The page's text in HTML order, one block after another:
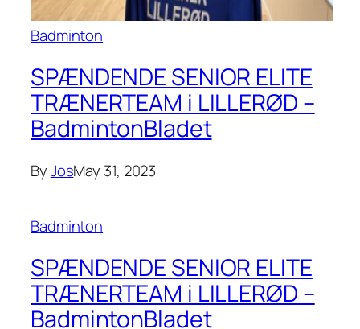
Badminton
SPÆNDENDE SENIOR ELITE
TRÆNERTEAM i LILLERØD –
BadmintonBladet
ByJosMay 31, 2023
Badminton
SPÆNDENDE SENIOR ELITE
TRÆNERTEAM i LILLERØD –
BadmintonBladet